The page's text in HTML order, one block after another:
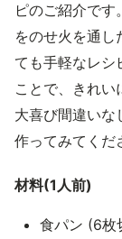
ピのご紹介で
をのせ火を通し
ても手軽なレシ
ことで、きれい
大喜び間違いな
作ってみてくだ
材料(1人前)
食パン (6枚